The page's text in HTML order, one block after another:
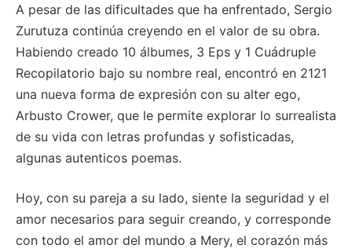
A pesar de las dificultades que ha enfrentado, Sergio
Zurutuza continúa creyendo en el valor de su obra.
Habiendo creado 10 álbumes, 3 Eps y 1 Cuádruple
Recopilatorio bajo su nombre real, encontró en 2121
una nueva forma de expresión con su alter ego,
Arbusto Crower, que le permite explorar lo surrealista
de su vida con letras profundas y sofisticadas,
algunas autenticos poemas.
Hoy, con su pareja a su lado, siente la seguridad y el
amor necesarios para seguir creando, y corresponde
con todo el amor del mundo a Mery, el corazón más